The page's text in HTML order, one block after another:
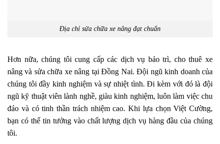
Địa chỉ sửa chữa xe nâng đạt chuẩn
Hơn nữa, chúng tôi cung cấp các dịch vụ bảo trì, cho thuê xe
nâng và sửa chữa xe nâng tại Đồng Nai. Đội ngũ kinh doanh của
chúng tôi đầy kinh nghiệm và sự nhiệt tình. Đi kèm với đó là đội
ngũ kỹ thuật viên lành nghề, giàu kinh nghiệm, luôn làm việc chu
đáo và có tinh thần trách nhiệm cao. Khi lựa chọn Việt Cường,
bạn có thể tin tưởng vào chất lượng dịch vụ hàng đầu của chúng
tôi.